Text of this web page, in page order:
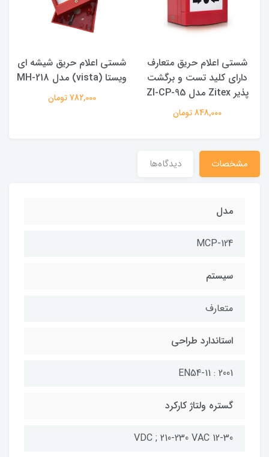
شستی اعلام حریق متعارف
دارای کلید تست و برگشت
پذیر Zitex مدل ZI-CP-95
848,000 تومان
شستی اعلام حریق شیشه ای
ویستا (vista) مدل MH-218
782,000 تومان
مشخصات دیدگاه‌ها
مدل
MCP-124
سیستم
متعارف
استاندارد طراحی
EN54-11 : 2001
گستره ولتاژ کارکرد
12-30 VDC ; 210-230 VAC